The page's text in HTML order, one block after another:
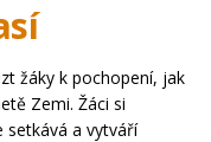
žáky k pochopení, jak
Zemi. Žáci si
setkává a vytváří